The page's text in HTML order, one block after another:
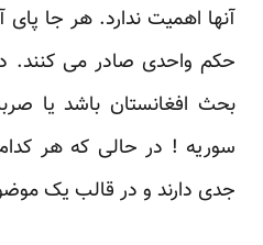
آنها اهمیت ندارد. هر جا پای
حکم واحدی صادر می کنند.
بحث افغانستان باشد یا
سوریه ! در حالی که هر
جدی دارند و در قالب یک